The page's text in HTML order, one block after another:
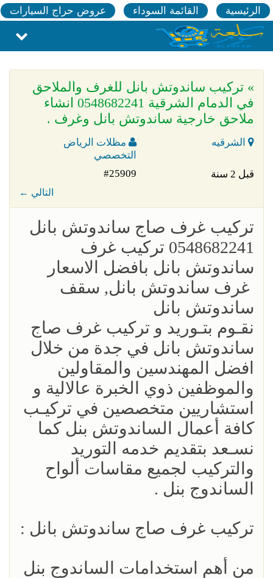
الرئيسية القائمة السوداء عروض حراج السيارات
» تركيب ساندوتش بانل للغرف والملاحق
في الدمام الشرقية 0548682241 انشاء
ملاحق خارجية ساندوتش بانل وغرف .
الشرقيه
مظلات الرياض
التخصصي
قبل 2 سنة
#25909
← التالي
تركيب غرف صاج ساندوتش بانل
0548682241 تركيب غرف
ساندوتش بانل بافضل الاسعار
غرف ساندوتش بانل, سقف
ساندوتش بانل
نقـوم بتـوريد و تركيب غرف صاج
ساندوتش بانل في جدة من خلال
افضل المهندسين والمقاولين
والموظفين ذوي الخبرة عالالية و
استشاريين متخصصين في تركيـب
كافة أعمال الساندوتش بنل كما
نسـعد بتقديم خدمه التوريد
والتركيب لجميع مقاسات ألواح
الساندوج بنل .
تركيب غرف صاج ساندوتش بانل :
من أهم استخدامات الساندوج بنل